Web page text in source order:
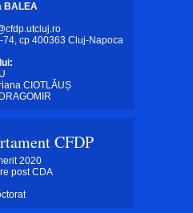
BALEA
74, cp 400363 Cluj-Napoca
CIOTLĂUȘ
CFDP
2020
post CDA